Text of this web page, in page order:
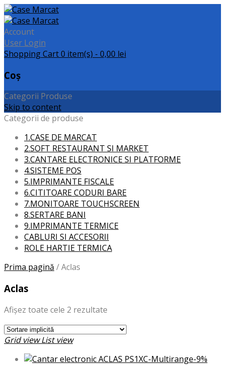
Account
User Login
Shopping Cart0 item(s) - 0,00 lei
Coș
Categorii Produse
Skip to content
Categorii de produse
1.CASE DE MARCAT
2.SOFT RESTAURANT SI MARKET
3.CANTARE ELECTRONICE SI PLATFORME
4.SISTEME POS
5.IMPRIMANTE FISCALE
6.CITITOARE CODURI BARE
7.MONITOARE TOUCHSCREEN
8.SERTARE BANI
9.IMPRIMANTE TERMICE
CABLURI SI ACCESORII
ROLE HARTIE TERMICA
Prima pagină /Aclas
Aclas
Afișez toate cele 2 rezultate
Grid view List view
-9%